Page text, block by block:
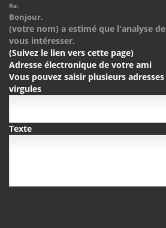
Re:
Bonjour.
(votre nom) a estimé que l'analyse
vous intéresser.
(Suivez le lien vers cette page)
Adresse électronique de votre ami
Vous pouvez saisir plusieurs
virgules
Texte